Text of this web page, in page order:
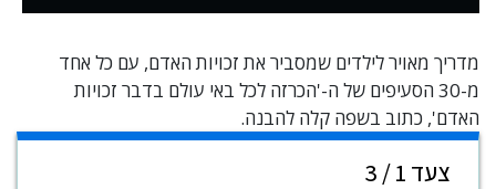
מדריך מאויר לילדים שמסביר את זכויות האדם, עם כל אחד
מ-30 הסעיפים של ה-'הכרזה לכל באי עולם בדבר זכויות
האדם', כתוב בשפה קלה להבנה.
צעד 1 / 3